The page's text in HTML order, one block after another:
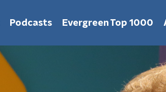
Podcasts Evergreen Top 1000